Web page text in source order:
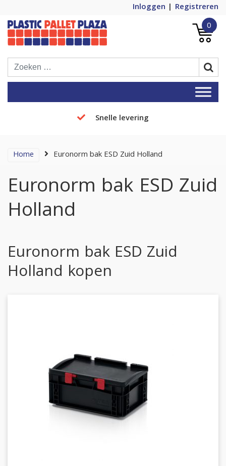
Inloggen
Registreren
Plastic Pallet Plaza
Plastic Pallets Plaza, de nummer 1 in
Europa!
0
Snelle levering
Home Euronorm bak ESD Zuid Holland
Euronorm bak ESD Zuid
Holland
Euronorm bak ESD Zuid
Holland kopen